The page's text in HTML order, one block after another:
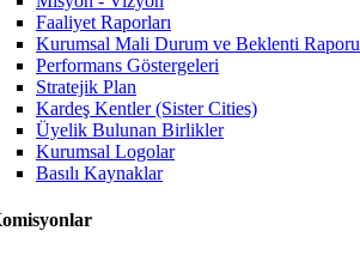
Faaliyet Raporları
Kurumsal Mali Durum ve Beklenti Raporu
Performans Göstergeleri
Stratejik Plan
Kardeş Kentler (Sister Cities)
Üyelik Bulunan Birlikler
Kurumsal Logolar
Basılı Kaynaklar